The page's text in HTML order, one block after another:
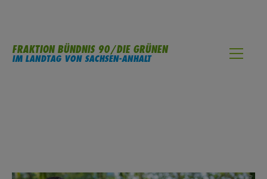
FRAKTION BÜNDNIS 90/DIE GRÜNEN
IM LANDTAG VON SACHSEN-ANHALT